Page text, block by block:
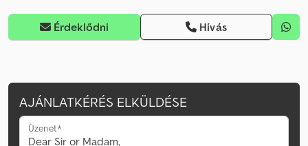
Érdeklődni Hívás
AJÁNLATKÉRÉS ELKÜLDÉSE
Üzenet*